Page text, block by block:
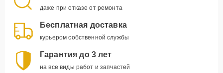
даже при отказе от ремонта
Бесплатная доставка
курьером собственной службы
Гарантия до 3 лет
на все виды работ и запчастей